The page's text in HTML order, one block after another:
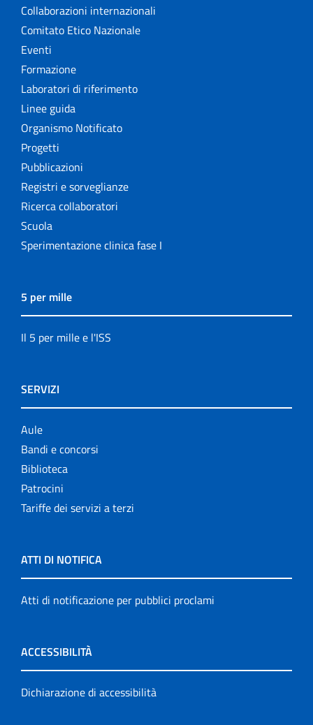
Collaborazioni internazionali
Comitato Etico Nazionale
Eventi
Formazione
Laboratori di riferimento
Linee guida
Organismo Notificato
Progetti
Pubblicazioni
Registri e sorveglianze
Ricerca collaboratori
Scuola
Sperimentazione clinica fase I
5 per mille
Il 5 per mille e l'ISS
SERVIZI
Aule
Bandi e concorsi
Biblioteca
Patrocini
Tariffe dei servizi a terzi
ATTI DI NOTIFICA
Atti di notificazione per pubblici proclami
ACCESSIBILITÀ
Dichiarazione di accessibilità